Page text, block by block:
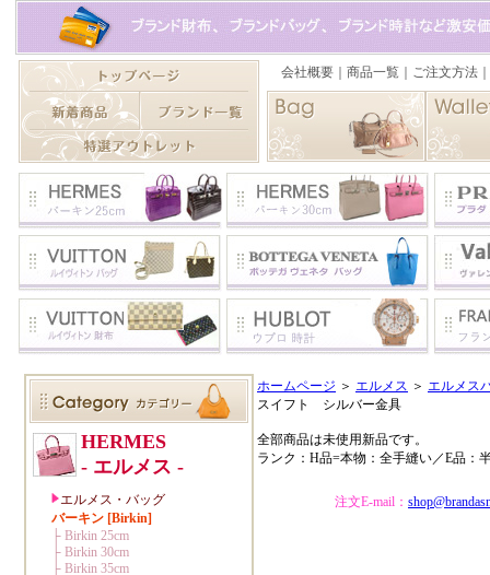
ホームページ ＞ エルメス ＞ エルメス
スイフト シルバー金具
全部商品は未使用新品です。
ランク：H品=本物：全手縫い／E品：
注文E-mail：